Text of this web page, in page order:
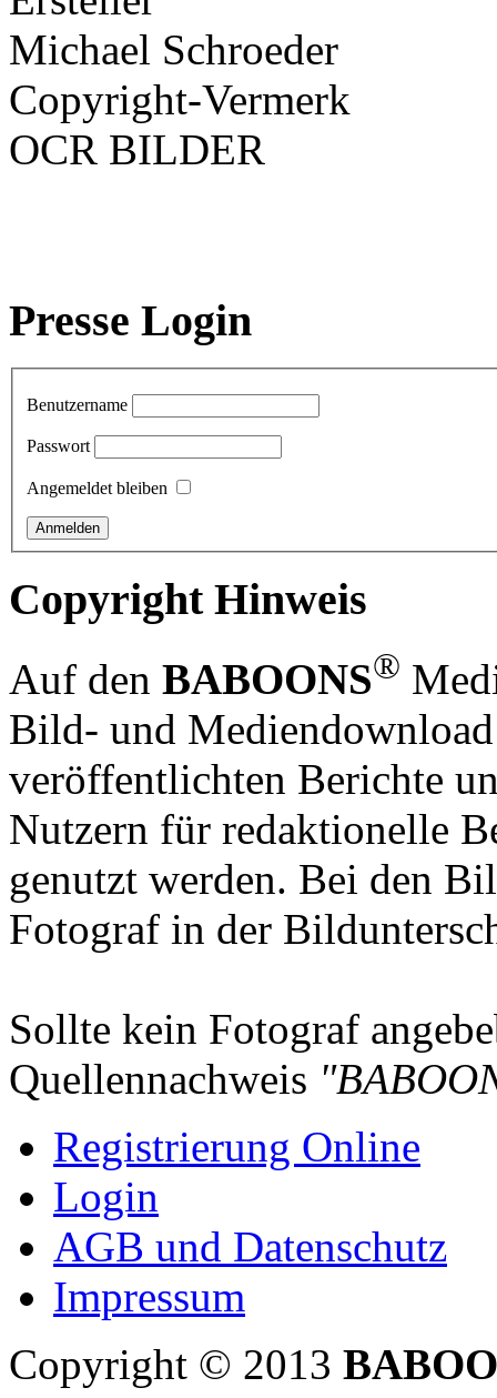
Michael Schroeder
Copyright-Vermerk
OCR BILDER
Presse Login
Benutzername
Passwort
Angemeldet bleiben
Copyright Hinweis
Auf den BABOONS®
Bild- und
veröffentlichten Berichte
Nutzern für redaktionelle
genutzt werden. Bei den
Fotograf in der
Sollte kein Fotograf
Quellennachweis
Registrierung Online
Login
AGB und Datenschutz
Impressum
Copyright © 2013